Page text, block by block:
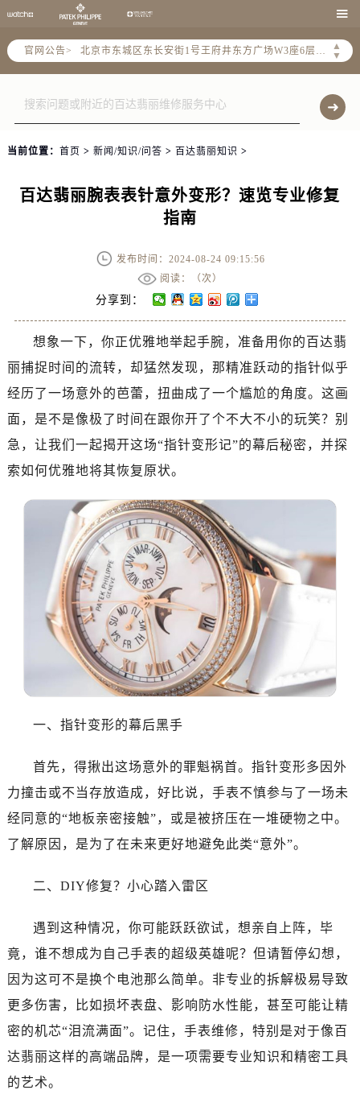

官网公告>
▲
▼
北京市东城区东长安街1号王府井东方广场W3座6层602室售后服务中心（需提前预约）
节假日正常营业！
当前位置： 首页 > 新闻/知识/问答 > 百达翡丽知识 >
百达翡丽腕表表针意外变形？速览专业修复
指南
发布时间：2024-08-24 09:15:56
阅读：（次）
分享到：
想象一下，你正优雅地举起手腕，准备用你的百达翡
丽捕捉时间的流转，却猛然发现，那精准跃动的指针似乎
经历了一场意外的芭蕾，扭曲成了一个尴尬的角度。这画
面，是不是像极了时间在跟你开了个不大不小的玩笑？别
急，让我们一起揭开这场“指针变形记”的幕后秘密，并探
索如何优雅地将其恢复原状。
一、指针变形的幕后黑手
首先，得揪出这场意外的罪魁祸首。指针变形多因外
力撞击或不当存放造成，好比说，手表不慎参与了一场未
经同意的“地板亲密接触”，或是被挤压在一堆硬物之中。
了解原因，是为了在未来更好地避免此类“意外”。
二、DIY修复？小心踏入雷区
遇到这种情况，你可能跃跃欲试，想亲自上阵，毕
竟，谁不想成为自己手表的超级英雄呢？但请暂停幻想，
因为这可不是换个电池那么简单。非专业的拆解极易导致
更多伤害，比如损坏表盘、影响防水性能，甚至可能让精
密的机芯“泪流满面”。记住，手表维修，特别是对于像百
达翡丽这样的高端品牌，是一项需要专业知识和精密工具
的艺术。